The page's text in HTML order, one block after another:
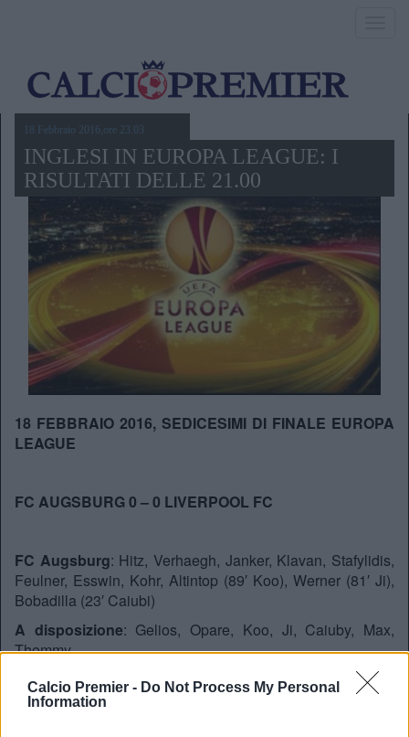
Calcio Premier - Do Not Process My Personal
Information
18 Febbraio 2016,ore 23.03
INGLESI IN EUROPA LEAGUE: I
RISULTATI DELLE 21.00
18 FEBBRAIO 2016, SEDICESIMI DI FINALE EUROPA
LEAGUE
FC AUGSBURG 0 – 0 LIVERPOOL FC
FC Augsburg: Hitz, Verhaegh, Janker, Klavan, Stafylidis,
Feulner, Esswin, Kohr, Altintop (89′ Koo), Werner (81′ Ji),
Bobadilla (23′ Caiubi)
A disposizione: Gelios, Opare, Koo, Ji, Caiuby, Max,
Thommy
Liverpool FC